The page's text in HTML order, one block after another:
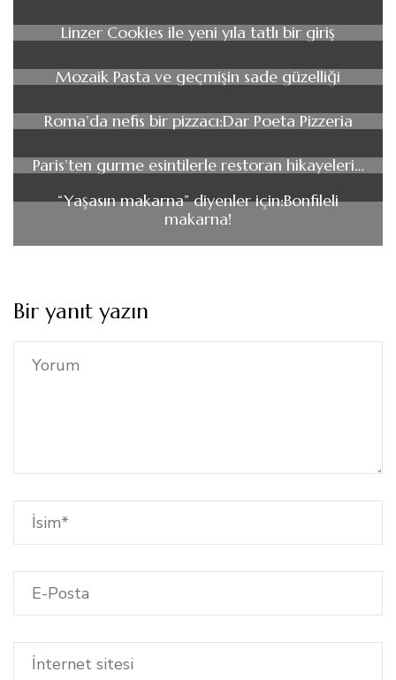
Linzer Cookies ile yeni yıla tatlı bir giriş
Mozaik Pasta ve geçmişin sade güzelliği
Roma’da nefis bir pizzacı:Dar Poeta Pizzeria
Paris’ten gurme esintilerle restoran hikayeleri…
“Yaşasın makarna” diyenler için:Bonfileli
makarna!
Bir yanıt yazın